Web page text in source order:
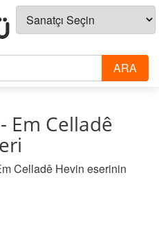
- Em Celladê
Celladê Hevin eserinin